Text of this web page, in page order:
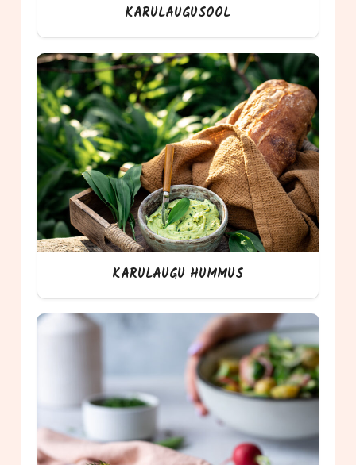
KARULAUGUSOOL
KARULAUGU HUMMUS